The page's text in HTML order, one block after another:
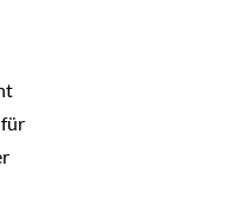
in Wilmersdorf“